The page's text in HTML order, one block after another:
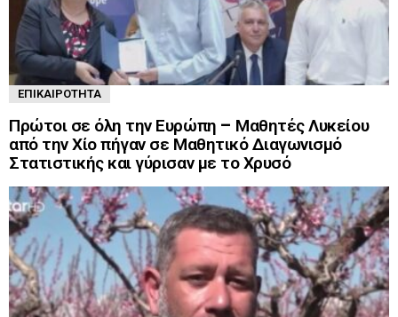
ΕΠΙΚΑΙΡΌΤΗΤΑ
Πρώτοι σε όλη την Ευρώπη – Μαθητές Λυκείου
από την Χίο πήγαν σε Μαθητικό Διαγωνισμό
Στατιστικής και γύρισαν με το Χρυσό